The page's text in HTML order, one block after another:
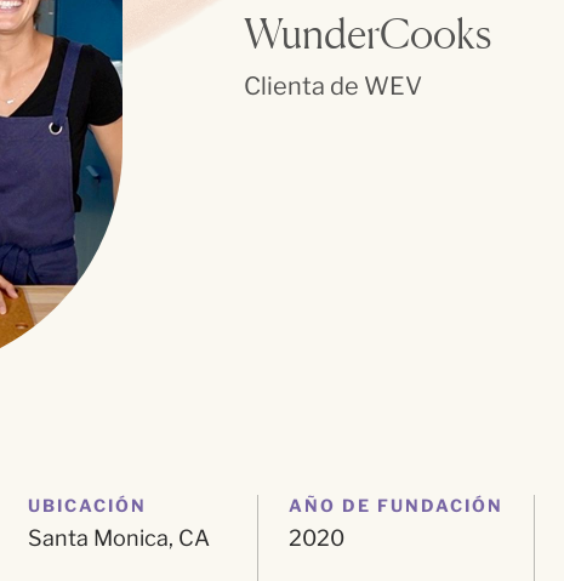
WunderCooks
Clienta de WEV
UBICACIÓN
Santa Monica, CA
AÑO DE FUNDACIÓN
2020